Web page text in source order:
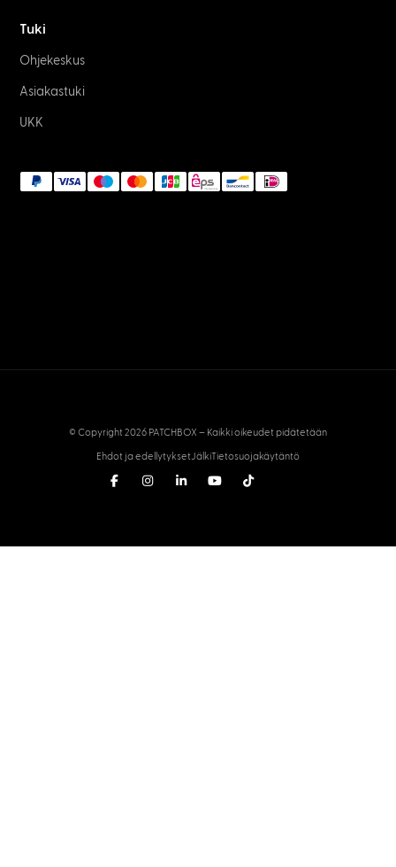
Tuki
Ohjekeskus
Asiakastuki
UKK
© Copyright 2026 PATCHBOX – Kaikki oikeudet pidätetään
Ehdot ja edellytyksetJälkiTietosuojakäytäntö